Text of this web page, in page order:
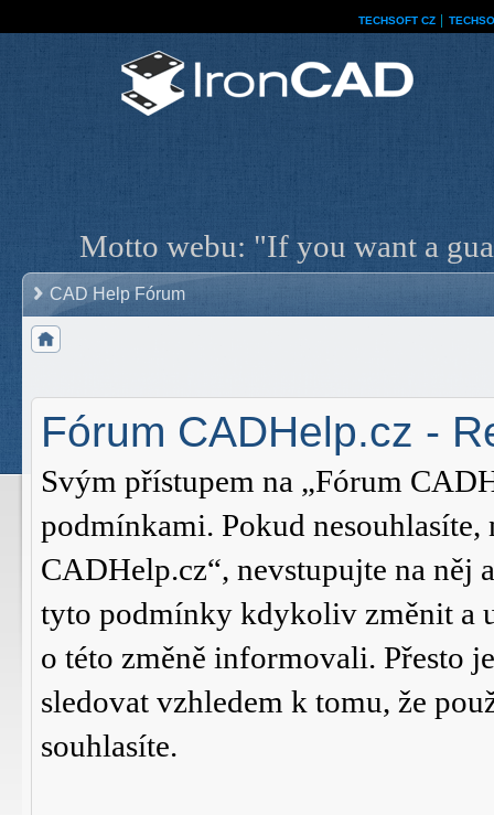
TECHSOFT CZ
Motto webu: "If you want a
CAD Help Fórum
Fórum CADHelp.cz -
Svým přístupem na „Fórum
podmínkami. Pokud
CADHelp.cz“, nevstupujte na něj
tyto podmínky kdykoliv změnit a
o této změně informovali. Přesto
sledovat vzhledem k tomu, že
souhlasíte.